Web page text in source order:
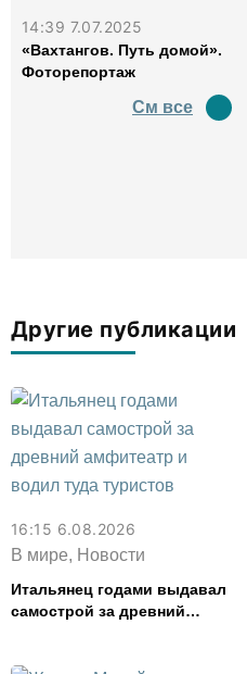
14:39 7.07.2025
«Вахтангов. Путь домой».
Фоторепортаж
См все
Другие публикации
16:15 6.08.2026
В мире, Новости
Итальянец годами выдавал
самострой за древний